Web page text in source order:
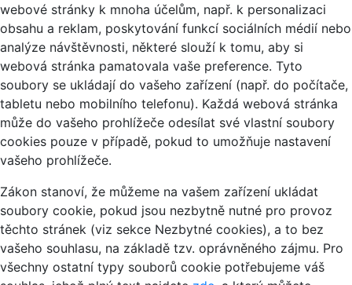
webové stránky k mnoha účelům, např. k personalizaci
obsahu a reklam, poskytování funkcí sociálních médií nebo
analýze návštěvnosti, některé slouží k tomu, aby si
webová stránka pamatovala vaše preference. Tyto
soubory se ukládají do vašeho zařízení (např. do počítače,
tabletu nebo mobilního telefonu). Každá webová stránka
může do vašeho prohlížeče odesílat své vlastní soubory
cookies pouze v případě, pokud to umožňuje nastavení
vašeho prohlížeče.
Zákon stanoví, že můžeme na vašem zařízení ukládat
soubory cookie, pokud jsou nezbytně nutné pro provoz
těchto stránek (viz sekce Nezbytné cookies), a to bez
vašeho souhlasu, na základě tzv. oprávněného zájmu. Pro
všechny ostatní typy souborů cookie potřebujeme váš